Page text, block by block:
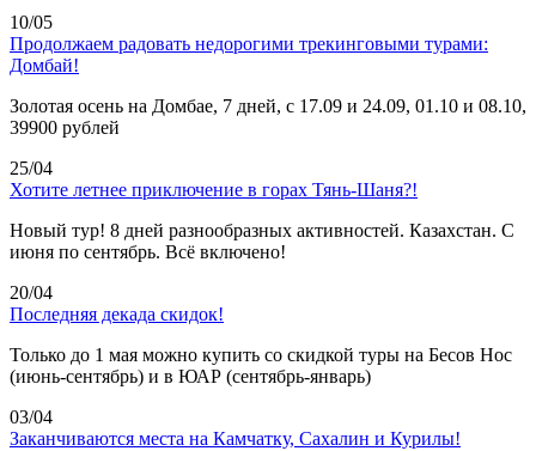
10/05
Продолжаем радовать недорогими трекинговыми турами:
Домбай!
Золотая осень на Домбае, 7 дней, с 17.09 и 24.09, 01.10 и 08.10,
39900 рублей
25/04
Хотите летнее приключение в горах Тянь-Шаня?!
Новый тур! 8 дней разнообразных активностей. Казахстан. С
июня по сентябрь. Всё включено!
20/04
Последняя декада скидок!
Только до 1 мая можно купить со скидкой туры на Бесов Нос
(июнь-сентябрь) и в ЮАР (сентябрь-январь)
03/04
Заканчиваются места на Камчатку, Сахалин и Курилы!